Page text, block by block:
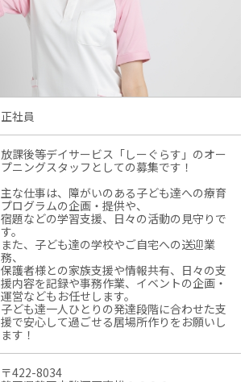
正社員
放課後等デイサービス「しーぐらす」のオー
プニングスタッフとしての募集です！
主な仕事は、障がいのある子ども達への療育
プログラムの企画・提供や、
宿題などの学習支援、日々の活動の見守りで
す。
また、子ども達の学校やご自宅への送迎業
務、
保護者様との家族支援や情報共有、日々の支
援内容を記録や事務作業、イベントの企画・
運営などもお任せします。
子ども達一人ひとりの発達段階に合わせた支
援で安心して過ごせる居場所作りをお願いし
ます！
〒422-8034